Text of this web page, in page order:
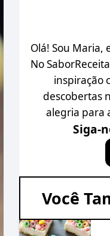
Olá! Sou Maria,
No
inspiração
descobertas
alegria para
Siga-
Você